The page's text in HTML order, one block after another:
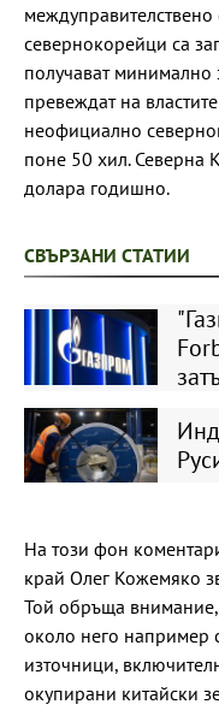
севернокорейци са
получават минимално
превеждат на
неофициално
поне 50 хил. Северна
долара годишно.
СВЪРЗАНИ СТАТИИ
На този фон
край Олег Кожемяко
Той обръща
около него например
източници,
окупирани китайски